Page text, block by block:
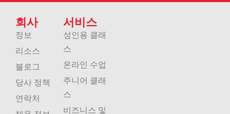
회사
정보
리소스
블로그
당사 정책
연락처
서비스
성인용 클래
스
온라인 수업
주니어 클래
스
비즈니스 및